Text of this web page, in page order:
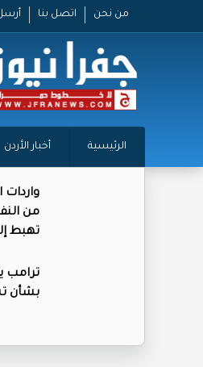
من نحن اتصل بنا
الرئيسية أخبار الأردن
واردات
من
تهبط
ترامب
بشأن